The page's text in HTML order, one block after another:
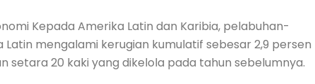
Kepada Amerika Latin dan Karibia, pelabuhan-
Latin mengalami kerugian kumulatif sebesar 2,9 persen
setara 20 kaki yang dikelola pada tahun sebelumnya.